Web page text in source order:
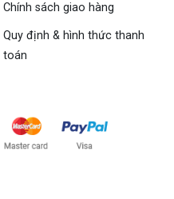
Chính sách giao hàng
Quy định & hình thức thanh
toán